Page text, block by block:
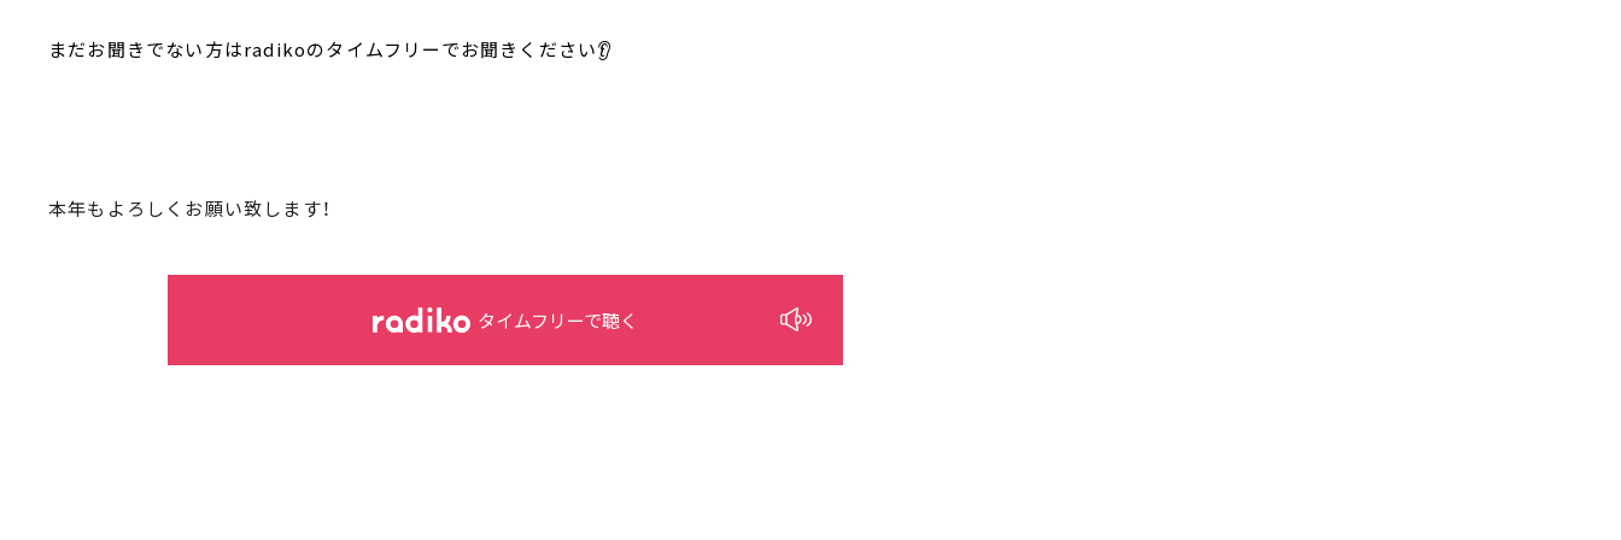
まだお聞きでない方はradikoのタイムフリーでお聞きください👂
本年もよろしくお願い致します！
タイムフリーで聴く